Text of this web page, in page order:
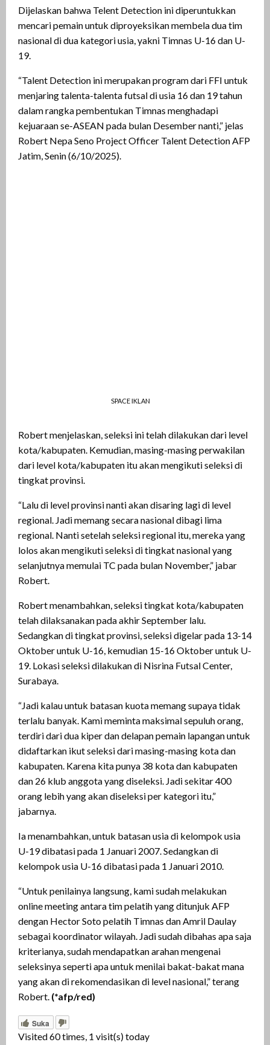
Dijelaskan bahwa Telent Detection ini diperuntukkan
mencari pemain untuk diproyeksikan membela dua tim
nasional di dua kategori usia, yakni Timnas U-16 dan U-
19.
“Talent Detection ini merupakan program dari FFI untuk
menjaring talenta-talenta futsal di usia 16 dan 19 tahun
dalam rangka pembentukan Timnas menghadapi
kejuaraan se-ASEAN pada bulan Desember nanti,” jelas
Robert Nepa Seno Project Officer Talent Detection AFP
Jatim, Senin (6/10/2025).
SPACE IKLAN
Robert menjelaskan, seleksi ini telah dilakukan dari level
kota/kabupaten. Kemudian, masing-masing perwakilan
dari level kota/kabupaten itu akan mengikuti seleksi di
tingkat provinsi.
“Lalu di level provinsi nanti akan disaring lagi di level
regional. Jadi memang secara nasional dibagi lima
regional. Nanti setelah seleksi regional itu, mereka yang
lolos akan mengikuti seleksi di tingkat nasional yang
selanjutnya memulai TC pada bulan November,” jabar
Robert.
Robert menambahkan, seleksi tingkat kota/kabupaten
telah dilaksanakan pada akhir September lalu.
Sedangkan di tingkat provinsi, seleksi digelar pada 13-14
Oktober untuk U-16, kemudian 15-16 Oktober untuk U-
19. Lokasi seleksi dilakukan di Nisrina Futsal Center,
Surabaya.
“Jadi kalau untuk batasan kuota memang supaya tidak
terlalu banyak. Kami meminta maksimal sepuluh orang,
terdiri dari dua kiper dan delapan pemain lapangan untuk
didaftarkan ikut seleksi dari masing-masing kota dan
kabupaten. Karena kita punya 38 kota dan kabupaten
dan 26 klub anggota yang diseleksi. Jadi sekitar 400
orang lebih yang akan diseleksi per kategori itu,”
jabarnya.
Ia menambahkan, untuk batasan usia di kelompok usia
U-19 dibatasi pada 1 Januari 2007. Sedangkan di
kelompok usia U-16 dibatasi pada 1 Januari 2010.
“Untuk penilainya langsung, kami sudah melakukan
online meeting antara tim pelatih yang ditunjuk AFP
dengan Hector Soto pelatih Timnas dan Amril Daulay
sebagai koordinator wilayah. Jadi sudah dibahas apa saja
kriterianya, sudah mendapatkan arahan mengenai
seleksinya seperti apa untuk menilai bakat-bakat mana
yang akan di rekomendasikan di level nasional,” terang
Robert. (*afp/red)
Suka
Visited 60 times, 1 visit(s) today